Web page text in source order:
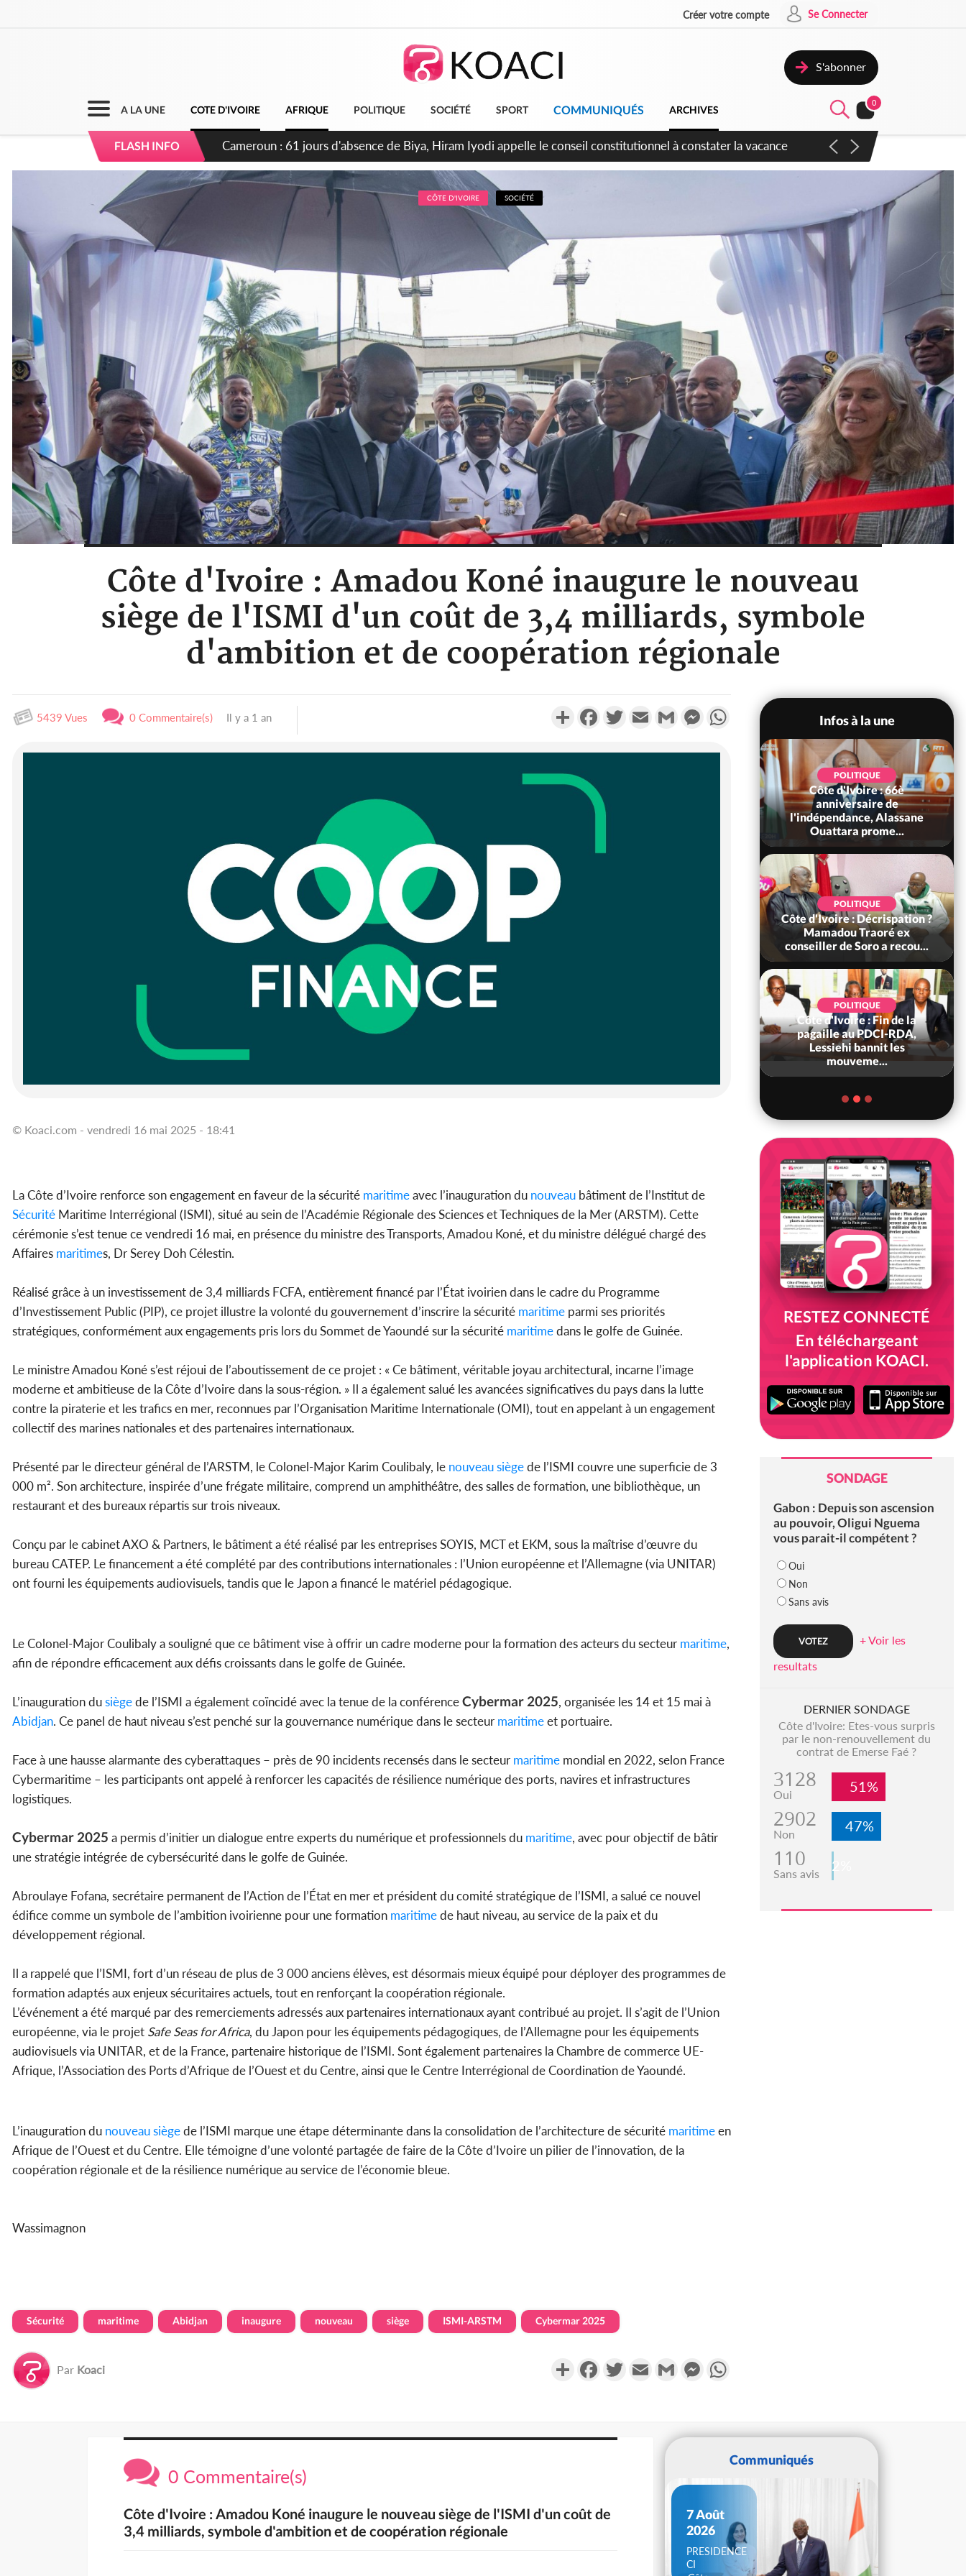
Créer votre compte Se Connecter
S'abonner
A LA UNE COTE D'IVOIRE AFRIQUE POLITIQUE SOCIÉTÉ SPORT COMMUNIQUÉS ARCHIVES
0
FLASH INFO Côte d'Ivoire : Fin de la pagaille au PDCI-RDA, Lessiehi bannit les mouvements sauvages
CÔTE D'IVOIRE SOCIÉTÉ
Côte d'Ivoire : Amadou Koné inaugure le nouveau
siège de l'ISMI d'un coût de 3,4 milliards, symbole
d'ambition et de coopération régionale
5439 Vues 0 Commentaire(s) Il y a 1 an PartagerFacebookTwitterEmail Gmail MessengerWhatsApp
© Koaci.com - vendredi 16 mai 2025 - 18:41
La Côte d’Ivoire renforce son engagement en faveur de la sécurité maritimeavec l’inauguration du nouveau bâtiment de l’Institut de
Sécurité Maritime Interrégional (ISMI), situé au sein de l’Académie Régionale des Sciences et Techniques de la Mer (ARSTM). Cette
cérémonie s’est tenue ce vendredi 16 mai, en présence du ministre des Transports, Amadou Koné, et du ministre délégué chargé des
Affaires maritimes, Dr Serey Doh Célestin.
Réalisé grâce à un investissement de 3,4 milliards FCFA, entièrement financé par l’État ivoirien dans le cadre du Programme
d’Investissement Public (PIP), ce projet illustre la volonté du gouvernement d’inscrire la sécurité maritime parmi ses priorités
stratégiques, conformément aux engagements pris lors du Sommet de Yaoundé sur la sécurité maritimedans le golfe de Guinée.
Le ministre Amadou Koné s’est réjoui de l’aboutissement de ce projet : « Ce bâtiment, véritable joyau architectural, incarne l’image
moderne et ambitieuse de la Côte d’Ivoire dans la sous-région. » Il a également salué les avancées significatives du pays dans la lutte
contre la piraterie et les trafics en mer, reconnues par l’Organisation Maritime Internationale (OMI), tout en appelant à un engagement
collectif des marines nationales et des partenaires internationaux.
Présenté par le directeur général de l’ARSTM, le Colonel-Major Karim Coulibaly, le nouveausiègede l’ISMI couvre une superficie de 3
000 m². Son architecture, inspirée d’une frégate militaire, comprend un amphithéâtre, des salles de formation, une bibliothèque, un
restaurant et des bureaux répartis sur trois niveaux.
Conçu par le cabinet AXO & Partners, le bâtiment a été réalisé par les entreprises SOYIS, MCT et EKM, sous la maîtrise d’œuvre du
bureau CATEP. Le financement a été complété par des contributions internationales : l’Union européenne et l’Allemagne (via UNITAR)
ont fourni les équipements audiovisuels, tandis que le Japon a financé le matériel pédagogique.
Le Colonel-Major Coulibaly a souligné que ce bâtiment vise à offrir un cadre moderne pour la formation des acteurs du secteur maritime,
afin de répondre efficacement aux défis croissants dans le golfe de Guinée.
L’inauguration dusiègede l’ISMI a également coïncidé avec la tenue de la conférenceCybermar 2025, organisée les 14 et 15 mai à
Abidjan. Ce panel de haut niveau s’est penché sur la gouvernance numérique dans le secteur maritimeet portuaire.
Face à une hausse alarmante des cyberattaques – près de 90 incidents recensés dans le secteur maritime mondial en 2022, selon France
Cybermaritime – les participants ont appelé à renforcer les capacités de résilience numérique des ports, navires et infrastructures
logistiques.
Cybermar 2025 a permis d’initier un dialogue entre experts du numérique et professionnels du maritime, avec pour objectif de bâtir
une stratégie intégrée de cybersécurité dans le golfe de Guinée.
Abroulaye Fofana, secrétaire permanent de l’Action de l’État en mer et président du comité stratégique de l’ISMI, a salué ce nouvel
édifice comme un symbole de l’ambition ivoirienne pour une formation maritimede haut niveau, au service de la paix et du
développement régional.
Il a rappelé que l’ISMI, fort d’un réseau de plus de 3 000 anciens élèves, est désormais mieux équipé pour déployer des programmes de
formation adaptés aux enjeux sécuritaires actuels, tout en renforçant la coopération régionale.
L’événement a été marqué par des remerciements adressés aux partenaires internationaux ayant contribué au projet. Il s’agit de l’Union
européenne, via le projet Safe Seas for Africa, du Japon pour les équipements pédagogiques, de l’Allemagne pour les équipements
audiovisuels via UNITAR, et de la France, partenaire historique de l’ISMI. Sont également partenaires la Chambre de commerce UE-
Afrique, l’Association des Ports d’Afrique de l’Ouest et du Centre, ainsi que le Centre Interrégional de Coordination de Yaoundé.
L’inauguration du nouveausiègede l’ISMI marque une étape déterminante dans la consolidation de l’architecture de sécurité maritimeen
Afrique de l’Ouest et du Centre. Elle témoigne d’une volonté partagée de faire de la Côte d’Ivoire un pilier de l’innovation, de la
coopération régionale et de la résilience numérique au service de l’économie bleue.
Wassimagnon
Sécurité maritime Abidjan inaugure nouveau siège ISMI-ARSTM Cybermar 2025
Par Koaci PartagerFacebookTwitterEmail Gmail Messenger
Infos à la une
d'absence de Biya, Hiram
Iyodi appelle le conseil
POLITIQUE
Côte d'Ivoire : 66è
anniversaire de
l'indépendance, Alassane
Ouattara prome...
POLITIQUE
Côte d'Ivoire : Décrispation ?
Mamadou Traoré ex
conseiller de Soro a recou...
POLITIQUE
Côte d'Ivoire : Fin de la
pagaille au PDCI-RDA,
Lessiehi bannit les
mouveme...
RESTEZ CONNECTÉ
En téléchargeant
l'application KOACI.
SONDAGE
Gabon : Depuis son ascension
au pouvoir, Oligui Nguema
vous parait-il compétent ?
Oui
Non
Sans avis
+ Voir les
resultats
DERNIER SONDAGE
Côte d'Ivoire: Etes-vous surpris
par le non-renouvellement du
contrat de Emerse Faé ?
3128
Oui 51%
2902
Non 47%
110
Sans avis 2%
0 Commentaire(s)
Côte d'Ivoire : Amadou Koné inaugure le nouveau siège de l'ISMI d'un coût de
3,4 milliards, symbole d'ambition et de coopération régionale
Communiqués
7 Août
2026
PRESIDENCE
CI